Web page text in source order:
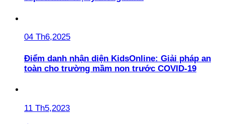
04 Th6,2025
Điểm danh nhận diện KidsOnline: Giải pháp an
toàn cho trường mầm non trước COVID-19
11 Th5,2023